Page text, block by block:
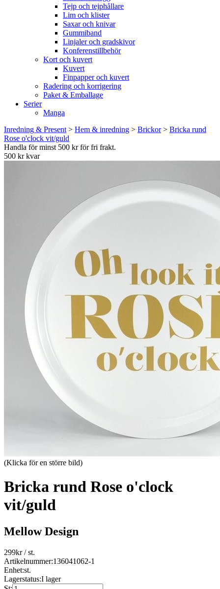
Tejp och tejphållare
Lim och klister
Saxar och knivar
Gummiband
Linjaler och gradskivor
Konferenstillbehör
Kort och kuvert
Kuvert
Finpapper och kuvert
Radering och korrigering
Paket & Emballage
Serier
Manga
Inredning & Present > Hem & inredning > Brickor> Bricka rund
Rose o'clock vit/guld
Handla för minst 500 kr för fri frakt.
500 kr kvar
(Klicka för en större bild)
Bricka rund Rose o'clock
vit/guld
Mellow Design
299kr/ st.
Artikelnummer:136041062-1
Enhet:st.
Lagerstatus:I lager